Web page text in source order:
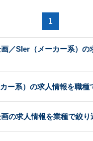
1
画／SIer（メーカー系）の
ー系）の求人情報を職種
の求人情報を業種で絞り